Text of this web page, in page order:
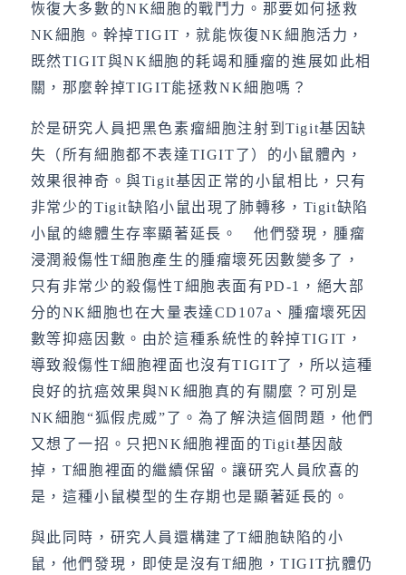
恢復大多數的NK細胞的戰鬥力。那要如何拯救
NK細胞。幹掉TIGIT，就能恢復NK細胞活力，
既然TIGIT與NK細胞的耗竭和腫瘤的進展如此相
關，那麼幹掉TIGIT能拯救NK細胞嗎？
於是研究人員把黑色素瘤細胞注射到Tigit基因缺
失（所有細胞都不表達TIGIT了）的小鼠體內，
效果很神奇。與Tigit基因正常的小鼠相比，只有
非常少的Tigit缺陷小鼠出現了肺轉移，Tigit缺陷
小鼠的總體生存率顯著延長。 他們發現，腫瘤
浸潤殺傷性T細胞產生的腫瘤壞死因數變多了，
只有非常少的殺傷性T細胞表面有PD-1，絕大部
分的NK細胞也在大量表達CD107a、腫瘤壞死因
數等抑癌因數。由於這種系統性的幹掉TIGIT，
導致殺傷性T細胞裡面也沒有TIGIT了，所以這種
良好的抗癌效果與NK細胞真的有關麼？可別是
NK細胞“狐假虎威”了。為了解決這個問題，他們
又想了一招。只把NK細胞裡面的Tigit基因敲
掉，T細胞裡面的繼續保留。讓研究人員欣喜的
是，這種小鼠模型的生存期也是顯著延長的。
與此同時，研究人員還構建了T細胞缺陷的小
鼠，他們發現，即使是沒有T細胞，TIGIT抗體仍